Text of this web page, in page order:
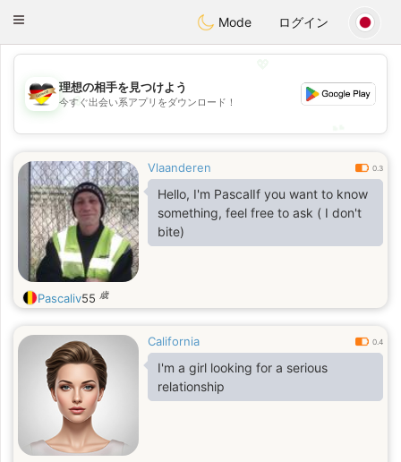
Deutsch Dating
Toggle
Mode ログイン
💖
💕
理想の相手を見つけよう
今すぐ出会い系アプリをダウンロード！
Vlaanderen 0.3
Hello, I'm PascalIf you want to know
something, feel free to ask ( I don't
bite)
Pascaliv55 歳
California 0.4
I'm a girl looking for a serious
relationship